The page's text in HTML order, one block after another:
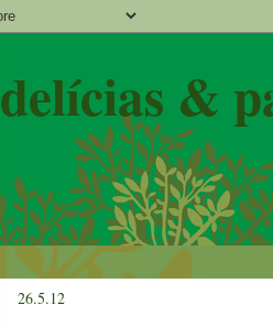
delícias &
26.5.12